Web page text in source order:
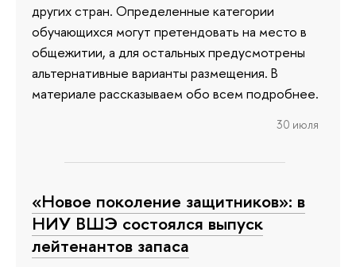
других стран. Определенные категории
обучающихся могут претендовать на место в
общежитии, а для остальных предусмотрены
альтернативные варианты размещения. В
материале рассказываем обо всем подробнее.
30 июля
«Новое поколение защитников»: в
НИУ ВШЭ состоялся выпуск
лейтенантов запаса